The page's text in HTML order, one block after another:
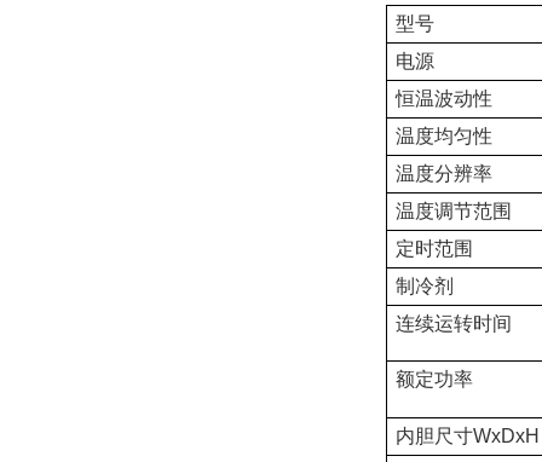
型号
电源
恒温波动性
温度均匀性
温度分辨率
温度调节范围
定时范围
制冷剂
连续运转时间
额定功率
内胆尺寸WxDxH